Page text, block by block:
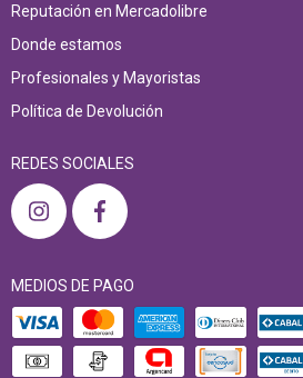
Reputación en Mercadolibre
Donde estamos
Profesionales y Mayoristas
Política de Devolución
REDES SOCIALES
MEDIOS DE PAGO